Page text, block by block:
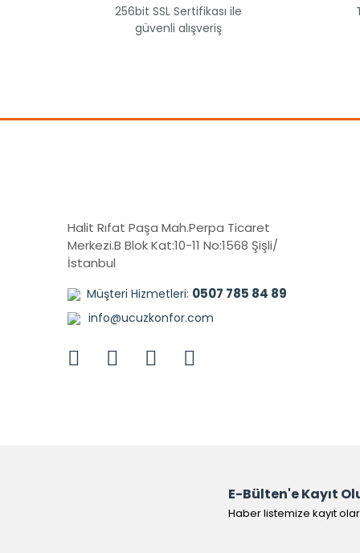
256bit SSL Sertifikası ile
güvenli alışveriş
Halit Rıfat Paşa Mah.Perpa Ticaret
Merkezi.B Blok Kat:10-11 No:1568 Şişli/
İstanbul
Müşteri Hizmetleri: 0507 785 84 89
info@ucuzkonfor.com
E-Bülten'e Kayıt
Haber listemize kayıt